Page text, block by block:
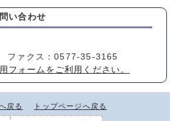
い合わせ
ァクス：0577-35-3165
フォームをご利用ください。
戻る トップページへ戻る